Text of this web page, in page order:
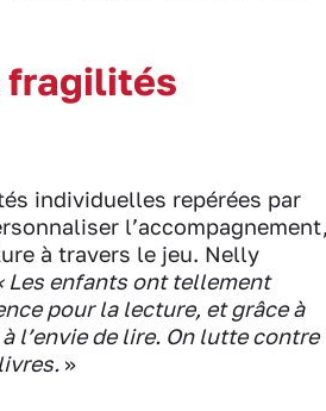
fragilités
individuelles repérées par
à travers le jeu. Nelly
Les enfants ont tellement
pour la lecture, et grâce à
l’envie de lire. On lutte contre
»